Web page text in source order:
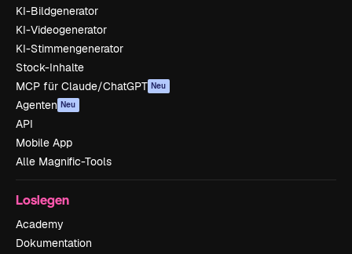
KI-Bildgenerator
KI-Videogenerator
KI-Stimmengenerator
Stock-Inhalte
MCP für Claude/ChatGPT Neu
Agenten Neu
API
Mobile App
Alle Magnific-Tools
Loslegen
Academy
Dokumentation